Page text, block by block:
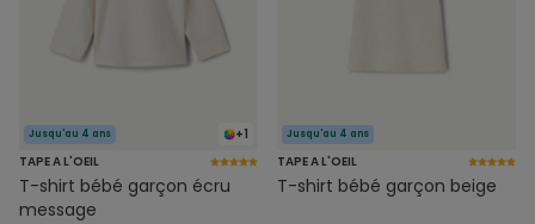
+1
Jusqu'au 4 ans
TAPE A L'OEIL
T-shirt bébé garçon écru
message
Jusqu'au 4 ans
TAPE A L'OEIL
T-shirt bébé garçon beige